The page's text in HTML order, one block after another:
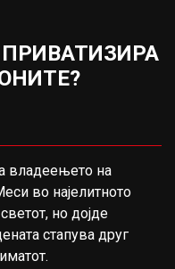
владеењето на
во најелитното
но дојде
стапува друг